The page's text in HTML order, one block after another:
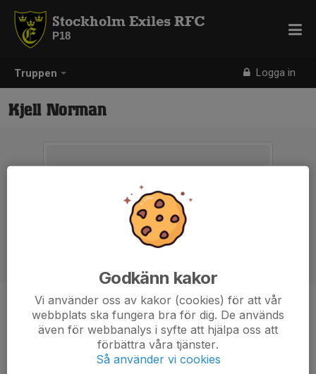
Truppen Logga in
Stockholm Exiles RFC
P18
Kjell Norman
Titel
Head Coach
54 år
Godkänn kakor
Vi använder oss av kakor (cookies) för att vår
webbplats ska fungera bra för dig. De används
även för webbanalys i syfte att hjälpa oss att
förbättra våra tjänster.
Så använder vi cookies